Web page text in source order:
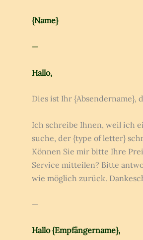
{Name}
—
Hallo,
Dies ist Ihr {Absendername},
Ich schreibe Ihnen, weil ich
suche, der {type of letter}
Können Sie mir bitte Ihre
Service mitteilen? Bitte
wie möglich zurück.
—
Hallo {Empfängername},